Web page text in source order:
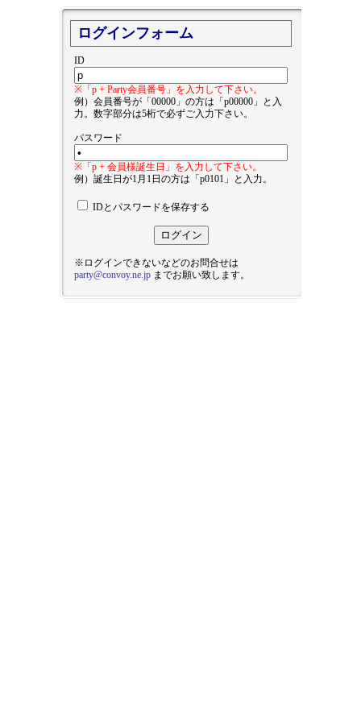
ログインフォーム
ID
※「p + Party会員番号」を入力して下さい。
例）会員番号が「00000」の方は「p00000」と入
力。数字部分は5桁で必ずご入力下さい。
パスワード
※「p + 会員様誕生日」を入力して下さい。
例）誕生日が1月1日の方は「p0101」と入力。
IDとパスワードを保存する
※ログインできないなどのお問合せは
party@convoy.ne.jp までお願い致します。